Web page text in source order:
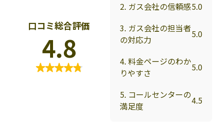
口コミ総合評価
4.8
2. ガス会社の信頼感5.0
3. ガス会社の担当者
の対応力
5.0
4. 料金ページのわか
りやすさ
5.0
5. コールセンターの
満足度
4.5